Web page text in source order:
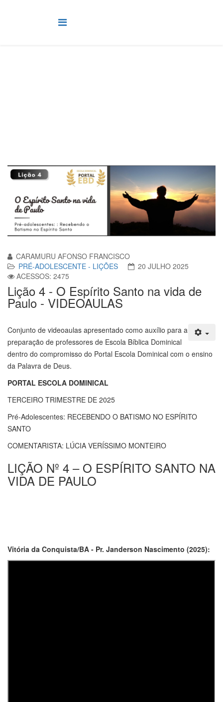
CARAMURU AFONSO FRANCISCO
PRÉ-ADOLESCENTE - LIÇÕES
20 JULHO 2025
ACESSOS: 2475
Lição 4 - O Espírito Santo na vida de
Paulo - VIDEOAULAS
Conjunto de videoaulas apresentado como auxílio para a
preparação de professores de Escola Bíblica Dominical
dentro do compromisso do Portal Escola Dominical com o ensino
da Palavra de Deus.
PORTAL ESCOLA DOMINICAL
TERCEIRO TRIMESTRE DE 2025
Pré-Adolescentes: RECEBENDO O BATISMO NO ESPÍRITO
SANTO
COMENTARISTA: LÚCIA VERÍSSIMO MONTEIRO
LIÇÃO Nº 4 – O ESPÍRITO SANTO NA
VIDA DE PAULO
Vitória da Conquista/BA - Pr. Janderson Nascimento (2025):